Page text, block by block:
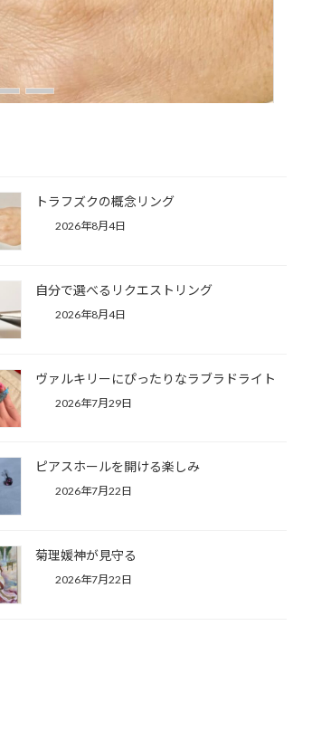
トラフズクの概念リング
2026年8月4日
自分で選べるリクエストリング
2026年8月4日
ヴァルキリーにぴったりなラブラドライト
2026年7月29日
ピアスホールを開ける楽しみ
2026年7月22日
菊理媛神が見守る
2026年7月22日